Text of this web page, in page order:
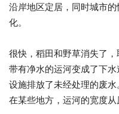
沿岸地区定居，同时城市
化。
很快，稻田和野草消失了，
带有净水的运河变成了下
设施排放了未经处理的废
在某些地方，运河的宽度从